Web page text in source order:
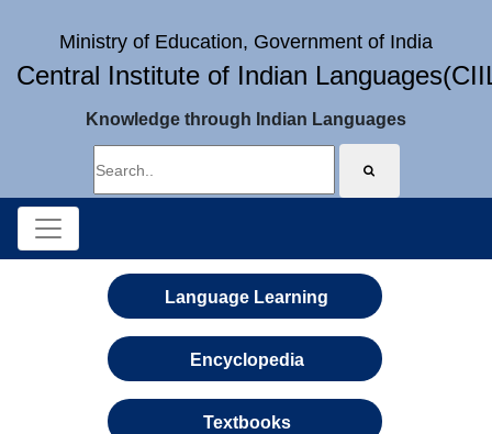
Ministry of Education, Government of India
Central Institute of Indian
Knowledge through Indian Languages
Language Learning
Encyclopedia
Textbooks